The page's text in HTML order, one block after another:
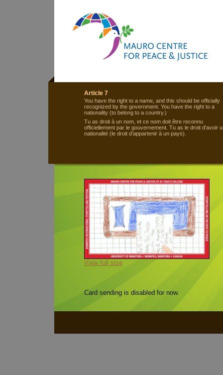
Article 7
You have the right to a name, and this should be officially
recognized by the government. You have the right to a
nationality (to belong to a country.)
Tu as droit à un nom, et ce nom doit être reconnu
officiellement par le gouvernement. Tu as le droit d'avoir
nationalité (le droit d'appartenir à un pays).
View full size
Card sending is disabled for now.